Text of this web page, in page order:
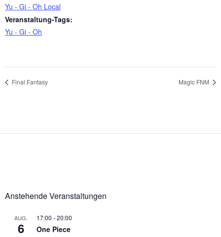
Yu - Gi - Oh Local
Veranstaltung-Tags:
Yu - Gi - Oh
Final Fantasy Magic FNM
Anstehende Veranstaltungen
AUG.
6
17:00 -20:00
One Piece